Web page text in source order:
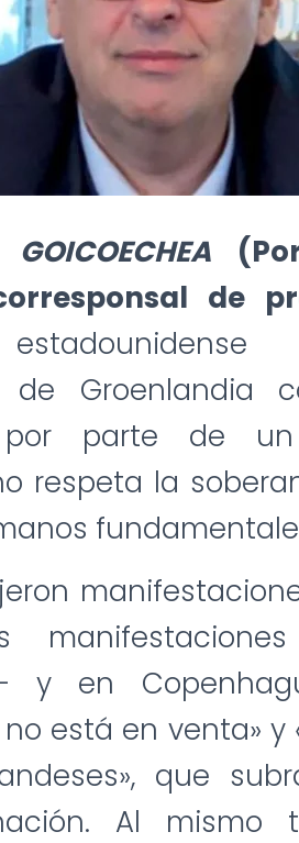
de
de Groenlandia
por parte de
respeta la
y en
está en venta»
que
Al mismo